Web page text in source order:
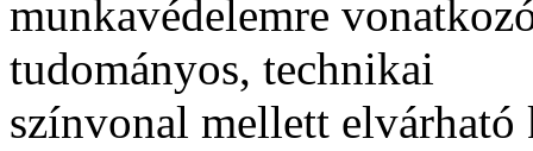
munkavédelemre
tudományos, technikai
színvonal mellett elvárható